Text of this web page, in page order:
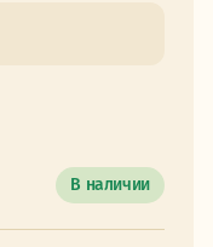
В наличии